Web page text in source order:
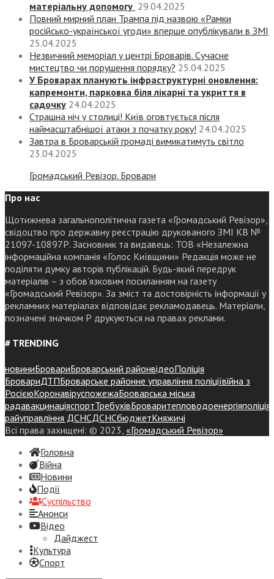
матеріальну допомогу 29.04.2025
Повний мирний план Трампа під назвою «‎Рамки
російсько-української угоди» вперше опублікували в ЗМІ
25.04.2025
Незвичний меморіал у центрі Броварів. Сучасне
мистецтво чи порушення порядку? 25.04.2025
У Броварах планують інфраструктурні оновлення:
капремонти, парковка біля лікарні та укриття в
садочку 24.04.2025
Страшна ніч у столиці! Київ оговтується після
наймасштабнішої атаки з початку року! 24.04.2025
Завтра в Броварській громаді вимикатимуть світло
23.04.2025
Громадський Ревізор. Бровари
Про нас
Щотижнева загальнополітична газета «Громадський Ревізор»,
свідоцтво про державну реєстрацію друкованого ЗМІ КВ №
21097-10897Р. Засновник та видавець: ТОВ «Незалежна
інформаційна компанія «Голос Київщини» Редакція може не
поділяти думку авторів публікацій. Будь-який передрук
матеріалів – з обов’язковим посиланням на газету
«Громадський Ревізор». За зміст та достовірність інформації у
рекламних матеріалах відповідає рекламодавець. Матеріали,
позначені значком Р друкуються на правах реклами.
# TRENDING
новиниБровариБроварський районвідеоПоліція
БровариДТПБроварське районне управління поліціївійна з
РосієюКоронавіруспожежаБроварська міська
радавакцинаціяспортТребухівБроваритепловодоенергіяполіція
райуправління ДСНСДСНСбюджетКняжичі
Всі права захищені: © 2023, «Громадський Ревізор»
Головна
Війна
Новини
Події
Суспiльство
Анонси
Відео
Дайджест
Культура
Спорт